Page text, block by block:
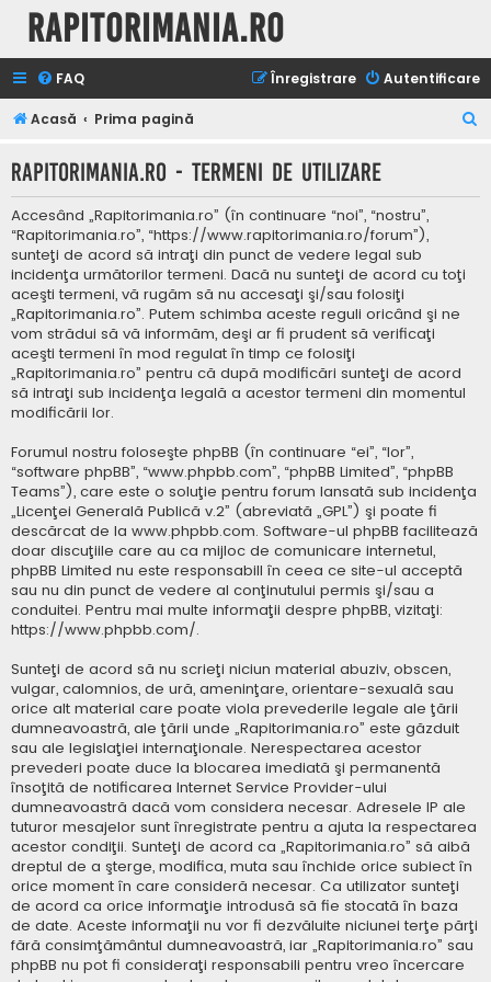
Rapitorimania.ro
FAQ Autentificare
Înregistrare
Acasă Prima pagină
t
Rapitorimania.ro - Termeni de utilizare
Accesând „Rapitorimania.ro” (în continuare “noi”, “nostru”,
“Rapitorimania.ro”, “https://www.rapitorimania.ro/forum”),
sunteţi de acord să intraţi din punct de vedere legal sub
incidenţa următorilor termeni. Dacă nu sunteţi de acord cu toţi
aceşti termeni, vă rugăm să nu accesaţi şi/sau folosiţi
„Rapitorimania.ro”. Putem schimba aceste reguli oricând şi ne
vom strădui să vă informăm, deşi ar fi prudent să verificaţi
aceşti termeni în mod regulat în timp ce folosiţi
„Rapitorimania.ro” pentru că după modificări sunteţi de acord
să intraţi sub incidenţa legală a acestor termeni din momentul
modificării lor.
Forumul nostru foloseşte phpBB (în continuare “ei”, “lor”,
“software phpBB”, “www.phpbb.com”, “phpBB Limited”, “phpBB
Teams”), care este o soluţie pentru forum lansată sub incidenţa
„Licenţei Generală Publică v.2” (abreviată „GPL”) şi poate fi
descărcat de la www.phpbb.com. Software-ul phpBB facilitează
doar discuţiile care au ca mijloc de comunicare internetul,
phpBB Limited nu este responsabill în ceea ce site-ul acceptă
sau nu din punct de vedere al conţinutului permis şi/sau a
conduitei. Pentru mai multe informaţii despre phpBB, vizitaţi:
https://www.phpbb.com/.
Sunteţi de acord să nu scrieţi niciun material abuziv, obscen,
vulgar, calomnios, de ură, ameninţare, orientare-sexuală sau
orice alt material care poate viola prevederile legale ale ţării
dumneavoastră, ale ţării unde „Rapitorimania.ro” este găzduit
sau ale legislaţiei internaţionale. Nerespectarea acestor
prevederi poate duce la blocarea imediată şi permanentă
însoţită de notificarea Internet Service Provider-ului
dumneavoastră dacă vom considera necesar. Adresele IP ale
tuturor mesajelor sunt înregistrate pentru a ajuta la respectarea
acestor condiţii. Sunteţi de acord ca „Rapitorimania.ro” să aibă
dreptul de a şterge, modifica, muta sau închide orice subiect în
orice moment în care consideră necesar. Ca utilizator sunteţi
de acord ca orice informaţie introdusă să fie stocată în baza
de date. Aceste informaţii nu vor fi dezvăluite niciunei terţe părţi
fără consimţământul dumneavoastră, iar „Rapitorimania.ro” sau
phpBB nu pot fi consideraţi responsabili pentru vreo încercare